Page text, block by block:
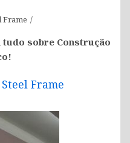
Frame
tudo sobre Construção
Frame